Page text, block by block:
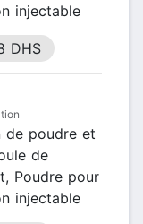
injectable
DHS
de poudre et
de
Poudre pour
injectable